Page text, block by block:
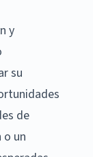
y
su
de
un